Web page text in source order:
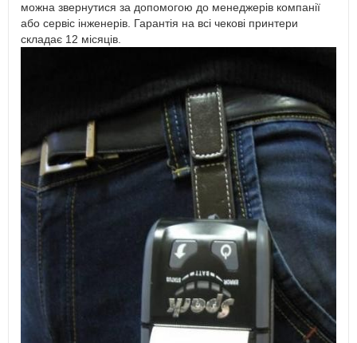
можна звернутися за допомогою до менеджерів компанії
або сервіс інженерів. Гарантія на всі чекові принтери
складає 12 місяців.